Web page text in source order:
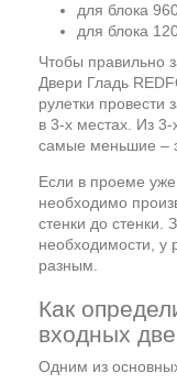
для блока
для блока
Чтобы правильно
Двери Гладь
рулетки
в 3-х местах. Из
самые меньшие –
Если в проеме
необходимо
стенки до стенки.
необходимости, у
разным.
Как
входных
Одним из